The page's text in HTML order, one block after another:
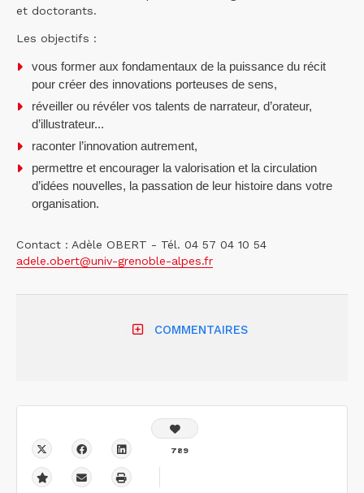
et doctorants.
Les objectifs :
vous former aux fondamentaux de la puissance du récit
pour créer des innovations porteuses de sens,
réveiller ou révéler vos talents de narrateur, d’orateur,
d’illustrateur...
raconter l’innovation autrement,
permettre et encourager la valorisation et la circulation
d’idées nouvelles, la passation de leur histoire dans votre
organisation.
Contact : Adèle OBERT - Tél. 04 57 04 10 54
adele.obert@univ-grenoble-alpes.fr
COMMENTAIRES
789